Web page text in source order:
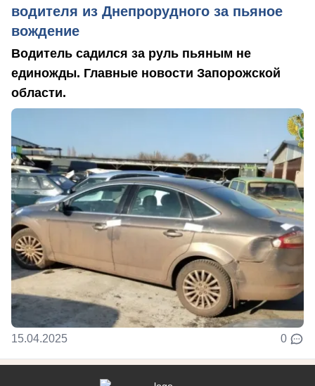
водителя из Днепрорудного за пьяное
вождение
Водитель садился за руль пьяным не
единожды. Главные новости Запорожской
области.
15.04.2025 0